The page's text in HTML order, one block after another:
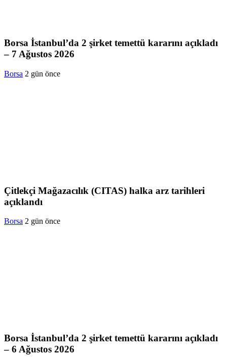
Borsa İstanbul’da 2 şirket temettü kararını açıkladı
– 7 Ağustos 2026
Borsa 2 gün önce
Çitlekçi Mağazacılık (CITAS) halka arz tarihleri
açıklandı
Borsa 2 gün önce
Borsa İstanbul’da 2 şirket temettü kararını açıkladı
– 6 Ağustos 2026